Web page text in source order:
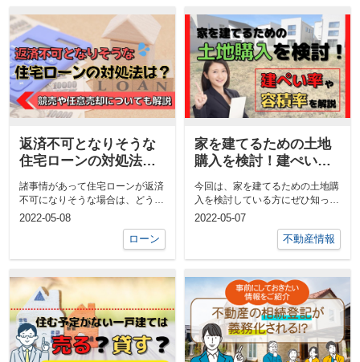
返済不可となりそうな
住宅ローンの対処法
は？競売や任意売却に
ついても解説
諸事情があって住宅ローンが返済
不可になりそうな場合は、どうす
れば良いのでしょうか？ 今回
2022-05-08
ローン
家を建てるための土地
購入を検討！建ぺい率
や容積率を解説
今回は、家を建てるための土地購
入を検討している方にぜひ知って
おいてもらいたい「建ぺい率と容
2022-05-07
不動産情報